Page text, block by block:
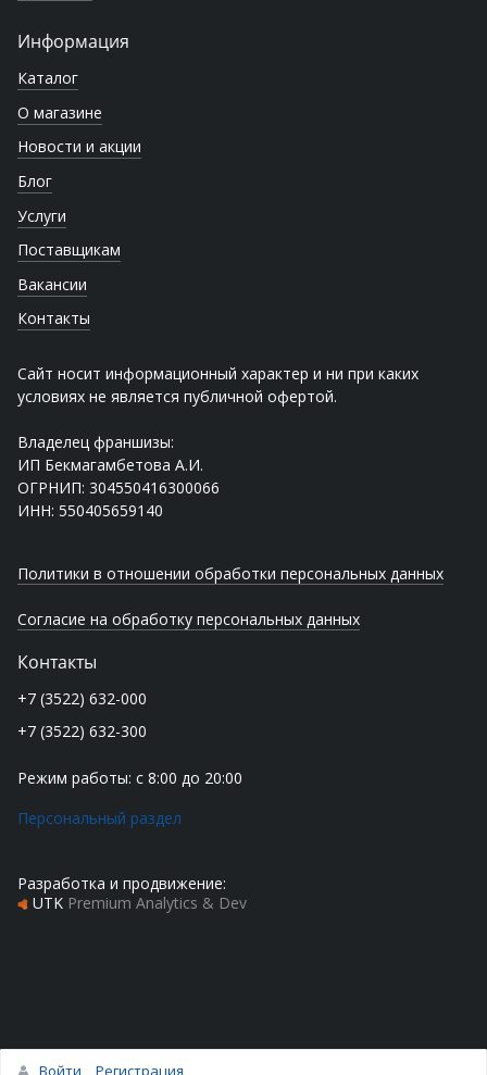
Информация
Каталог
О магазине
Новости и акции
Блог
Услуги
Поставщикам
Вакансии
Контакты
Сайт носит информационный характер и ни при каких
условиях не является публичной офертой.
Владелец франшизы:
ИП Бекмагамбетова А.И.
ОГРНИП: 304550416300066
ИНН: 550405659140
Политики в отношении обработки персональных данных
Согласие на обработку персональных данных
Контакты
+7 (3522) 632-000
+7 (3522) 632-300
Режим работы: с 8:00 до 20:00
Персональный раздел
Разработка и продвижение:
UTK Premium Analytics & Dev
Войти Регистрация